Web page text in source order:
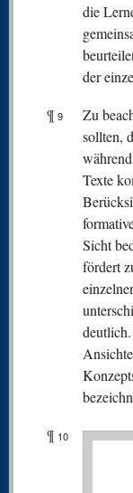
die
der
¶ 9
Zu
sollten,
Texte
Sicht
fördert
¶ 10